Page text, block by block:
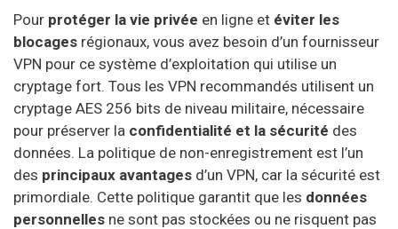
Pour protéger la vie privée en ligne et éviter les
blocages régionaux, vous avez besoin d’un fournisseur
VPN pour ce système d’exploitation qui utilise un
cryptage fort. Tous les VPN recommandés utilisent un
cryptage AES 256 bits de niveau militaire, nécessaire
pour préserver la confidentialité et la sécurité des
données. La politique de non-enregistrement est l’un
des principaux avantages d’un VPN, car la sécurité est
primordiale. Cette politique garantit que les données
personnelles ne sont pas stockées ou ne risquent pas